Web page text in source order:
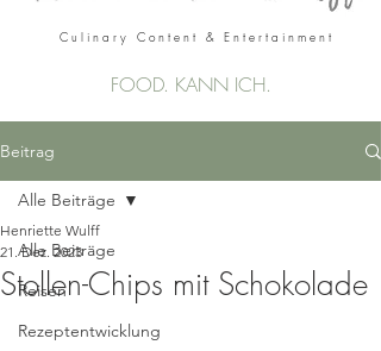
Culinary Content & Entertainment
FOOD. KANN ICH.
Beitrag
Alle Beiträge
Reisen
Rezeptentwicklung
Alle Beiträge
Stollen-Chips mit Schokolade
Henriette Wulff
21. Dez. 2023